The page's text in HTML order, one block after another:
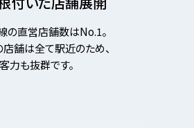
の直営店舗数はNo.1。
舗は全て駅近のため、
力も抜群です。